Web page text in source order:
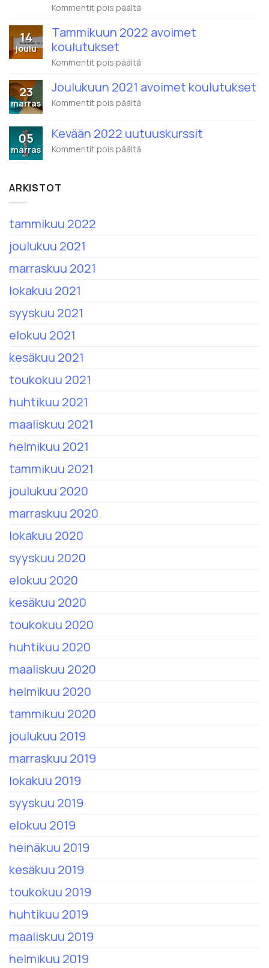
Kommentit pois päältä
Training
ja
alkaen
nimi
14
joulu
Tammikuun 2022 avoimet
koulutukset
Kommentit pois päältä
2022
avoimet
23
marras
Joulukuun 2021 avoimet koulutukset
Kommentit pois päältä
avoimet
koulutukset
05
marras
Kevään 2022 uutuuskurssit
Kommentit pois päältä
ARKISTOT
tammikuu 2022
joulukuu 2021
marraskuu 2021
lokakuu 2021
syyskuu 2021
elokuu 2021
kesäkuu 2021
toukokuu 2021
huhtikuu 2021
maaliskuu 2021
helmikuu 2021
tammikuu 2021
joulukuu 2020
marraskuu 2020
lokakuu 2020
syyskuu 2020
elokuu 2020
kesäkuu 2020
toukokuu 2020
huhtikuu 2020
maaliskuu 2020
helmikuu 2020
tammikuu 2020
joulukuu 2019
marraskuu 2019
lokakuu 2019
syyskuu 2019
elokuu 2019
heinäkuu 2019
kesäkuu 2019
toukokuu 2019
huhtikuu 2019
maaliskuu 2019
helmikuu 2019